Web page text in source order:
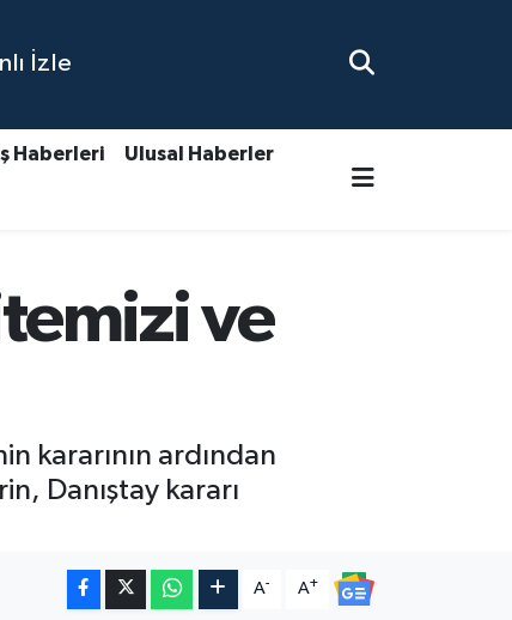
İzle
Haberleri Ulusal Haberler
ve
kararının ardından
Danıştay kararı
A- A+